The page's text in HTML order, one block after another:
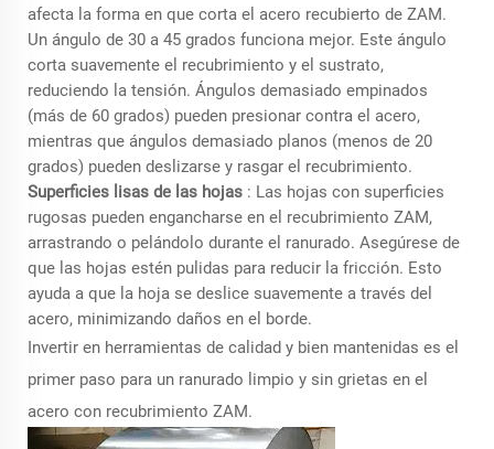
afecta la forma en que corta el acero recubierto de ZAM.
Un ángulo de 30 a 45 grados funciona mejor. Este ángulo
corta suavemente el recubrimiento y el sustrato,
reduciendo la tensión. Ángulos demasiado empinados
(más de 60 grados) pueden presionar contra el acero,
mientras que ángulos demasiado planos (menos de 20
grados) pueden deslizarse y rasgar el recubrimiento.
Superficies lisas de las hojas : Las hojas con superficies
rugosas pueden engancharse en el recubrimiento ZAM,
arrastrando o pelándolo durante el ranurado. Asegúrese de
que las hojas estén pulidas para reducir la fricción. Esto
ayuda a que la hoja se deslice suavemente a través del
acero, minimizando daños en el borde.
Invertir en herramientas de calidad y bien mantenidas es el
primer paso para un ranurado limpio y sin grietas en el
acero con recubrimiento ZAM.